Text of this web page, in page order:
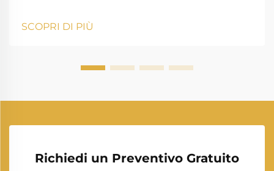
produzione di energia da gas naturale si è affermata
come un pilastro fondamentale della moderna
SCOPRI DI PIÙ
Richiedi un Preventivo Gratuito